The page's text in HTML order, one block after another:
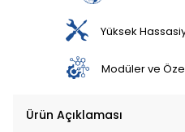
Yüksek
Modüler ve
Ürün Açıklaması